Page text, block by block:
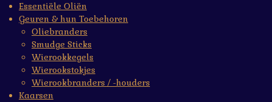
Essentiële Oliën
Geuren & hun Toebehoren
Oliebranders
Smudge Sticks
Wierookkegels
Wierookstokjes
Wierookbranders / -houders
Kaarsen